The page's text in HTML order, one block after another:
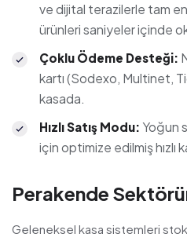
ve dijital terazilerle tam
ürünleri saniyeler içinde
Çoklu Ödeme Desteği:
kartı (Sodexo, Multinet,
kasada.
Hızlı Satış Modu: Yoğun
için optimize edilmiş hızlı
Perakende
Geleneksel kasa sistemleri stok